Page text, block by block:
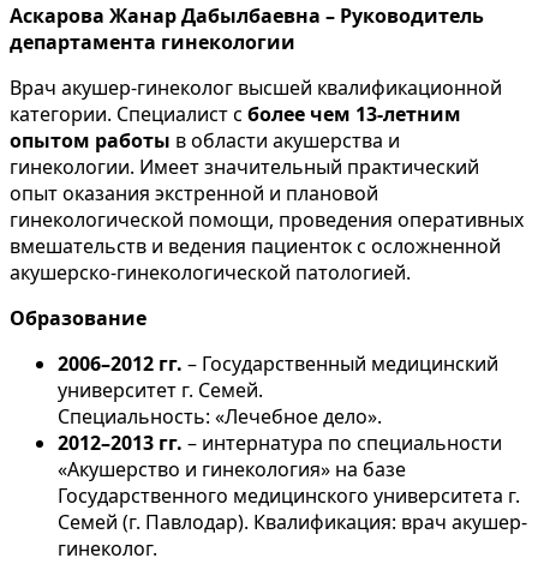
Аскарова Жанар Дабылбаевна – Руководитель
департамента гинекологии
Врач акушер-гинеколог высшей квалификационной
категории. Специалист с более чем 13-летним
опытом работы в области акушерства и
гинекологии. Имеет значительный практический
опыт оказания экстренной и плановой
гинекологической помощи, проведения оперативных
вмешательств и ведения пациенток с осложненной
акушерско-гинекологической патологией.
Образование
2006–2012 гг. – Государственный медицинский
университет г. Семей.
Специальность: «Лечебное дело».
2012–2013 гг. – интернатура по специальности
«Акушерство и гинекология» на базе
Государственного медицинского университета г.
Семей (г. Павлодар). Квалификация: врач акушер-
гинеколог.